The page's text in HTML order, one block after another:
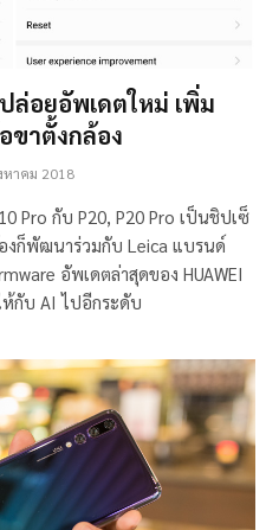
ปล่อยอัพเดตใหม่ เพิ่ม
ขาตั้งกล้อง
หาคม 2018
Pro กับ P20, P20 Pro เป็นชิปเซ็
งก็พัฒนาร่วมกับ Leica แบรนด์
อัพเดตล่าสุดของ HUAWEI
ห้กับ AI ไปอีกระดับ